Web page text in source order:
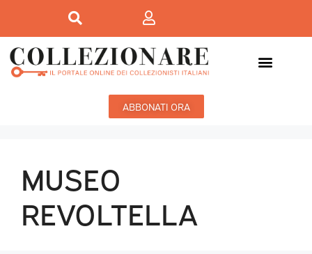
ABBONATI ORA
MUSEO
REVOLTELLA